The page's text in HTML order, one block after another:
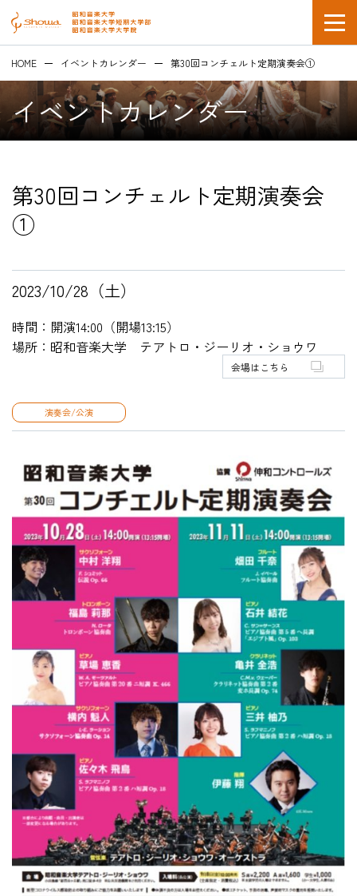
在学生の方
HOME
入試・受験生向け
大学・短大
学科・コース
大学院
教員紹介
演奏会・公演・講座
キャリア・就職
大学紹介
在学生の方
卒業生の方
教職員の方
ニュース
HOME イベントカレンダー 第30回コンチェルト定期演奏会①
イベントカレンダー
第30回コンチェルト定期演奏会
①
2023/10/28（土）
時間：開演14:00（開場13:15）
場所：昭和音楽大学 テアトロ・ジーリオ・ショウワ
会場はこちら
演奏会/公演